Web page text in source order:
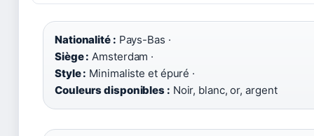
Nationalité : Pays-Bas ·
Siège : Amsterdam ·
Style : Minimaliste et épuré ·
Couleurs disponibles : Noir, blanc, or, argent